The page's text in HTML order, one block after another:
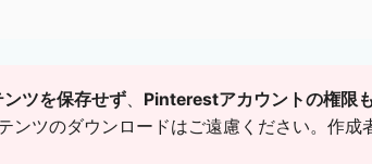
ンツを保存せず
Pinterestアカウントの権限
ンツのダウンロードはご遠慮ください。作成